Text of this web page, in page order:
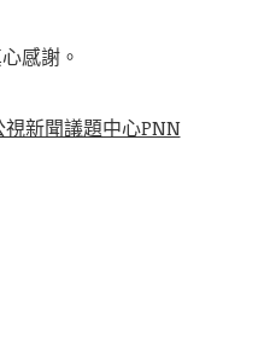
感謝。
新聞議題中心PNN